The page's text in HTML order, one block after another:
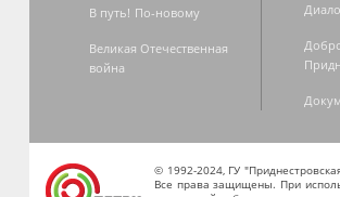
В путь! По-новому
Великая Отечественная
война
© 1992-2024, ГУ
Все права защищены. При